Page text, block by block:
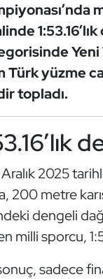
Yeni
Türk yüzme
topladı.
2025
200 metre
dengeli
milli sporcu,
sadece